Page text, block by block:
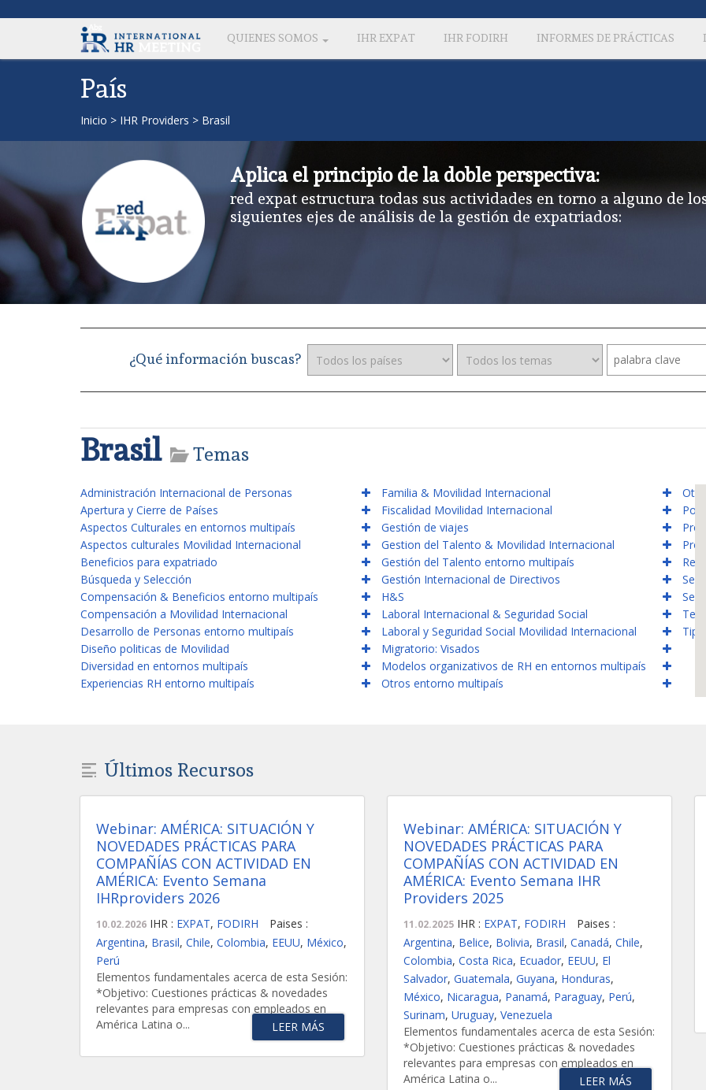
QUIENES SOMOS IHR EXPAT IHR FODIRH INFORMES DE PRÁCTICAS
País
Inicio > IHR Providers > Brasil
Aplica el principio de la doble perspectiva:
red expat estructura todas sus actividades en torno a alguno de
siguientes ejes de análisis de la gestión de expatriados:
¿Qué información buscas?
Brasil Temas
Administración Internacional de Personas
Apertura y Cierre de Países
Aspectos Culturales en entornos multipaís
Aspectos culturales Movilidad Internacional
Beneficios para expatriado
Búsqueda y Selección
Compensación & Beneficios entorno multipaís
Compensación a Movilidad Internacional
Desarrollo de Personas entorno multipaís
Diseño politicas de Movilidad
Diversidad en entornos multipaís
Experiencias RH entorno multipaís
Familia & Movilidad Internacional
Fiscalidad Movilidad Internacional
Gestión de viajes
Gestion del Talento & Movilidad Internacional
Gestión del Talento entorno multipaís
Gestión Internacional de Directivos
H&S
Laboral Internacional & Seguridad Social
Laboral y Seguridad Social Movilidad Internacional
Migratorio: Visados
Modelos organizativos de RH en entornos multipaís
Otros entorno multipaís
Últimos Recursos
Webinar: AMÉRICA: SITUACIÓN Y
NOVEDADES PRÁCTICAS PARA
COMPAÑÍAS CON ACTIVIDAD EN
AMÉRICA: Evento Semana
IHRproviders 2026
10.02.2026 IHR : EXPAT, FODIRH
Paises :
Argentina, Brasil, Chile, Colombia, EEUU, México,
Perú
Elementos fundamentales acerca de esta Sesión:
*Objetivo: Cuestiones prácticas & novedades
relevantes para empresas con empleados en
América Latina o...
LEER MÁS
Webinar: AMÉRICA: SITUACIÓN Y
NOVEDADES PRÁCTICAS PARA
COMPAÑÍAS CON ACTIVIDAD EN
AMÉRICA: Evento Semana IHR
Providers 2025
11.02.2025 IHR : EXPAT, FODIRH
Paises :
Argentina, Belice, Bolivia, Brasil, Canadá, Chile,
Colombia, Costa Rica, Ecuador, EEUU, El
Salvador, Guatemala, Guyana, Honduras,
México, Nicaragua, Panamá, Paraguay, Perú,
Surinam, Uruguay, Venezuela
Elementos fundamentales acerca de esta Sesión:
*Objetivo: Cuestiones prácticas & novedades
relevantes para empresas con empleados en
América Latina o...
LEER MÁS